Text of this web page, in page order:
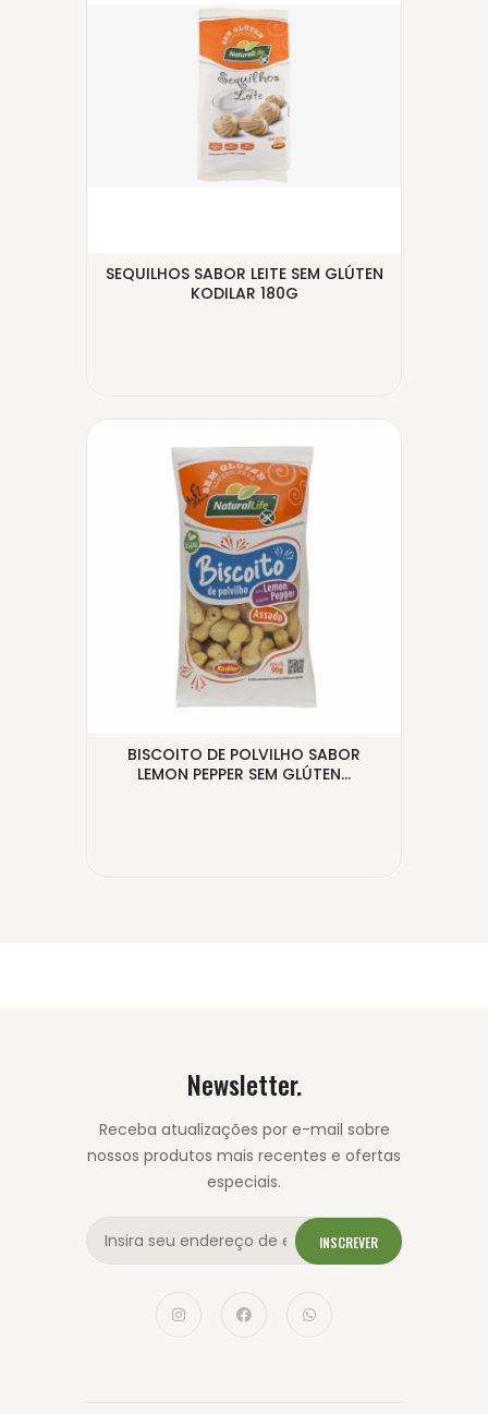
SEQUILHOS SABOR LEITE SEM GLÚTEN
KODILAR 180G
BISCOITO DE POLVILHO SABOR
LEMON PEPPER SEM GLÚTEN...
Newsletter.
Receba atualizações por e-mail sobre
nossos produtos mais recentes e ofertas
especiais.
INSCREVER